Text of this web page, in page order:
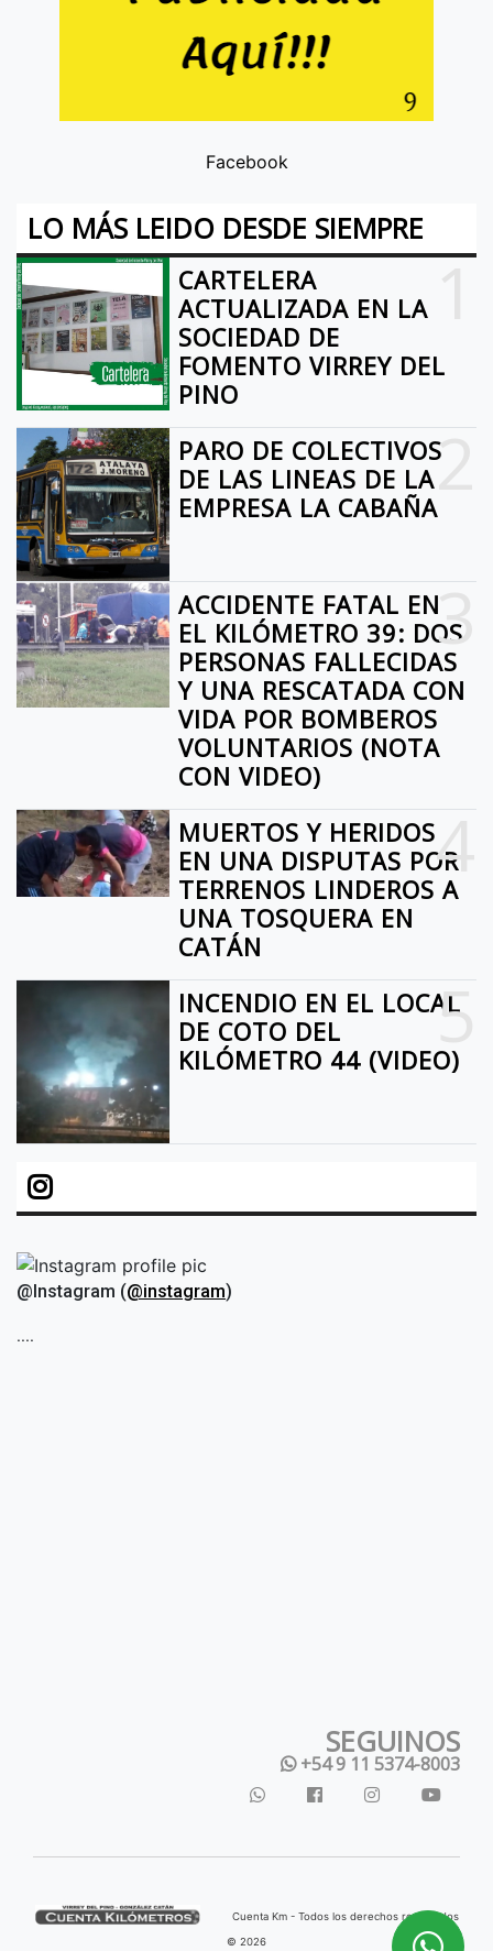
Facebook
LO MÁS LEIDO DESDE SIEMPRE
CARTELERA
ACTUALIZADA EN LA
SOCIEDAD DE
FOMENTO VIRREY DEL
PINO
2
PARO DE COLECTIVOS
DE LAS LINEAS DE LA
EMPRESA LA CABAÑA
3
ACCIDENTE FATAL EN
EL KILÓMETRO 39: DOS
PERSONAS FALLECIDAS
Y UNA RESCATADA CON
VIDA POR BOMBEROS
VOLUNTARIOS (NOTA
CON VIDEO)
4
MUERTOS Y HERIDOS
EN UNA DISPUTAS POR
TERRENOS LINDEROS A
UNA TOSQUERA EN
CATÁN
5
INCENDIO EN EL LOCAL
DE COTO DEL
KILÓMETRO 44 (VIDEO)
@Instagram (@instagram)
....
SEGUINOS
+54 9 11 5374-8003
Cuenta Km - Todos los derechos reservados
© 2026